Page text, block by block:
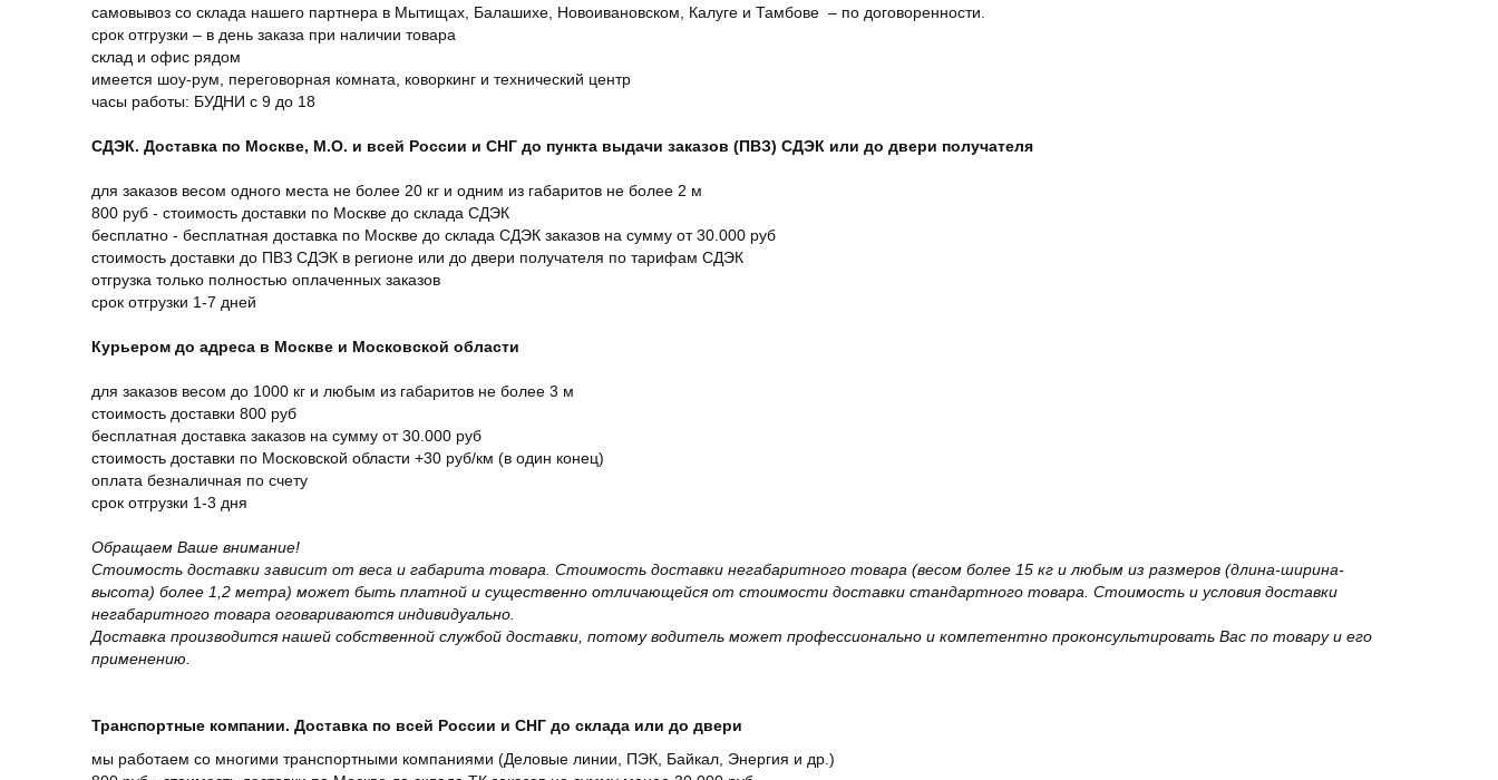
самовывоз со склада нашего партнера в Мытищах, Балашихе, Новоивановском, Калуге и Тамбове – по договоренности.
срок отгрузки – в день заказа при наличии товара
склад и офис рядом
имеется шоу-рум, переговорная комната, коворкинг и технический центр
часы работы: БУДНИ с 9 до 18
СДЭК. Доставка по Москве, М.О. и всей России и СНГ до пункта выдачи заказов (ПВЗ) СДЭК или до двери получателя
для заказов весом одного места не более 20 кг и одним из габаритов не более 2 м
800 руб - стоимость доставки по Москве до склада СДЭК
бесплатно - бесплатная доставка по Москве до склада СДЭК заказов на сумму от 30.000 руб
стоимость доставки до ПВЗ СДЭК в регионе или до двери получателя по тарифам СДЭК
отгрузка только полностью оплаченных заказов
срок отгрузки 1-7 дней
Курьером до адреса в Москве и Московской области
для заказов весом до 1000 кг и любым из габаритов не более 3 м
стоимость доставки 800 руб
бесплатная доставка заказов на сумму от 30.000 руб
стоимость доставки по Московской области +30 руб/км (в один конец)
оплата безналичная по счету
срок отгрузки 1-3 дня
Обращаем Ваше внимание!
Стоимость доставки зависит от веса и габарита товара. Стоимость доставки негабаритного товара (весом более 15 кг и любым из размеров (длина-ширина-
высота) более 1,2 метра) может быть платной и существенно отличающейся от стоимости доставки стандартного товара. Стоимость и условия доставки
негабаритного товара оговариваются индивидуально.
Доставка производится нашей собственной службой доставки, потому водитель может профессионально и компетентно проконсультировать Вас по товару и его
применению.
Транспортные компании. Доставка по всей России и СНГ до склада или до двери
мы работаем со многими транспортными компаниями (Деловые линии, ПЭК, Байкал, Энергия и др.)